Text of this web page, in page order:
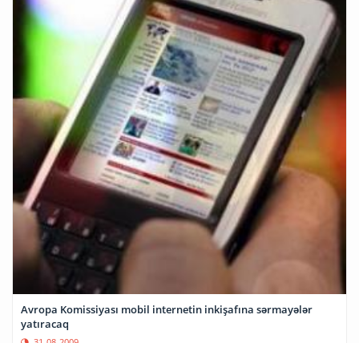
Avropa Komissiyası mobil internetin inkişafına sərmayələr
yatıracaq